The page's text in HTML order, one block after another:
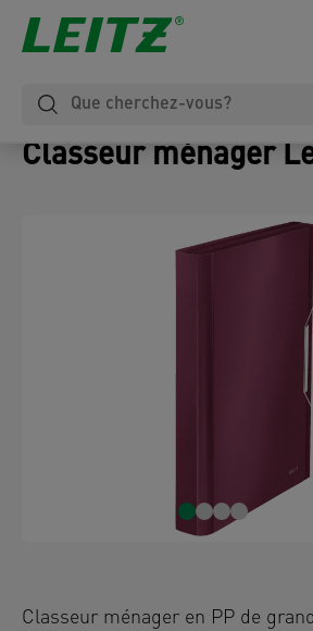
Classeur ménager
Classeur ménager en PP de